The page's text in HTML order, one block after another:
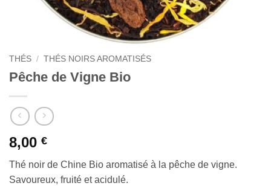
THÉS / THÉS NOIRS AROMATISÉS
Pêche de Vigne Bio
8,00 €
Thé noir de Chine Bio aromatisé à la pêche de vigne.
Savoureux, fruité et acidulé.